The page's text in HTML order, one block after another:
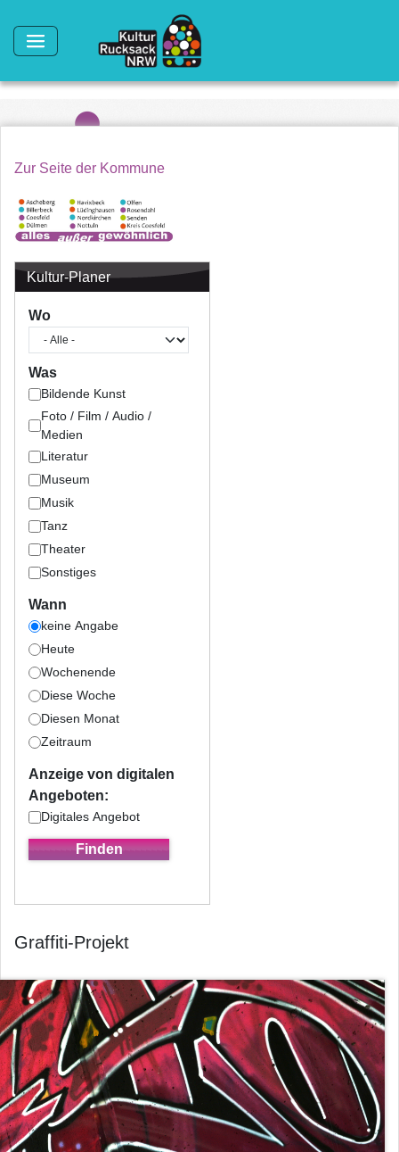
Zur Seite der Kommune
Kultur-Planer
Wo
Was
Bildende Kunst
Foto / Film / Audio /
Medien
Literatur
Museum
Musik
Tanz
Theater
Sonstiges
Wann
keine Angabe
Heute
Wochenende
Diese Woche
Diesen Monat
Zeitraum
Anzeige von digitalen
Angeboten:
Digitales Angebot
Graffiti-Projekt